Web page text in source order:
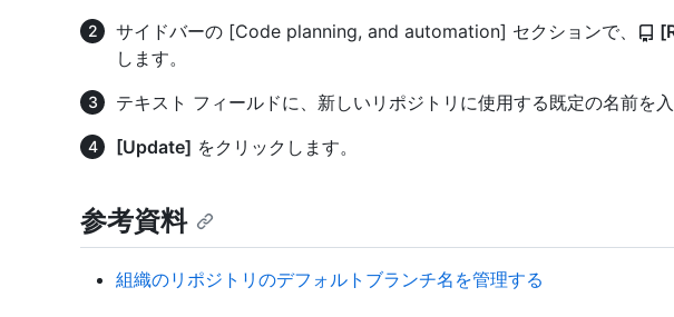
サイドバーの [Code planning, and automation] セクションで、
します。
テキスト フィールドに、新しいリポジトリに使用する既定の名前を入
[Update] をクリックします。
参考資料
組織のリポジトリのデフォルトブランチ名を管理する